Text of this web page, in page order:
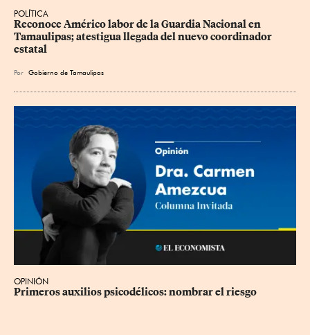
POLÍTICA
Reconoce Américo labor de la Guardia Nacional en
Tamaulipas; atestigua llegada del nuevo coordinador
estatal
Por Gobierno de Tamaulipas
OPINIÓN
Primeros auxilios psicodélicos: nombrar el riesgo